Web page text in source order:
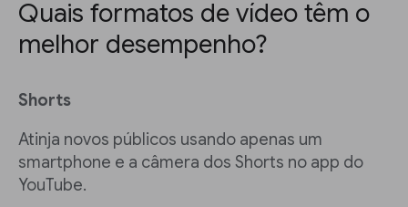
Quais formatos de vídeo têm o
melhor desempenho?
Shorts
Atinja novos públicos usando apenas um
smartphone e a câmera dos Shorts no app do
YouTube.